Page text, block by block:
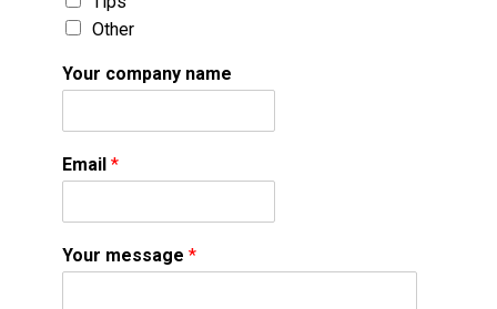
Other
Your company name
Email *
Your message *